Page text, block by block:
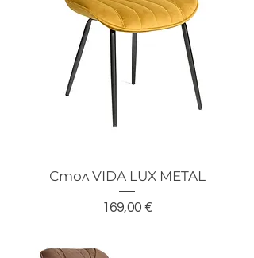
Стол VIDA LUX METAL
Цена
169,00 €